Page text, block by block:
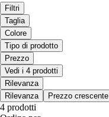
Filtri
Taglia
Colore
Tipo di prodotto
Prezzo
Vedi i 4 prodotti
Rilevanza
Rilevanza
Prezzo crescente
4 prodotti